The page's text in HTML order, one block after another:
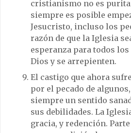
cristianismo no es
siempre es posible
Jesucristo, incluso los
razón de que la Iglesia
esperanza para todos los
Dios y se arrepienten.
El castigo que ahora
por el pecado de
siempre un sentido
sus debilidades. La
gracia, y redención.